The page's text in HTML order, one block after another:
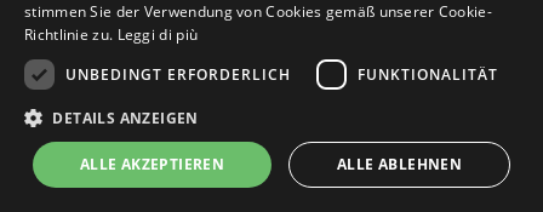
ENGLISH
GERMAN
stimmen Sie der Verwendung von Cookies gemäß unserer Cookie-
Richtlinie zu. Leggi di più
UNBEDINGT ERFORDERLICH
FUNKTIONALITÄT
DETAILS ANZEIGEN
ALLE AKZEPTIEREN ALLE ABLEHNEN